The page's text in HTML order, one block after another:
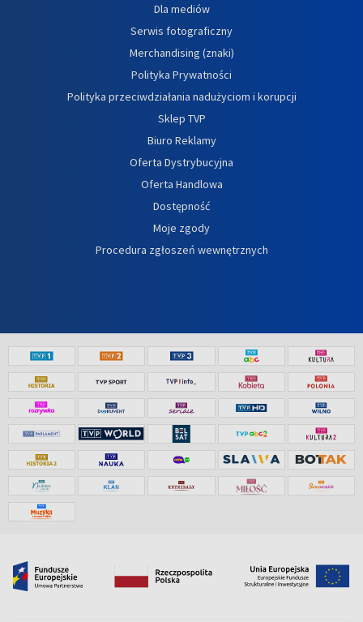
Dla mediów
Serwis fotograficzny
Merchandising (znaki)
Polityka Prywatności
Polityka przeciwdziałania nadużyciom i korupcji
Sklep TVP
Biuro Reklamy
Oferta Dystrybucyjna
Oferta Handlowa
Dostępność
Moje zgody
Procedura zgłoszeń wewnętrznych